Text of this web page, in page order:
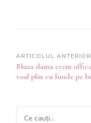
Navigare
în
articole
ARTICOLUL ANTERIOR
Bluza dama crem
voal plin cu funde pe
Cauți